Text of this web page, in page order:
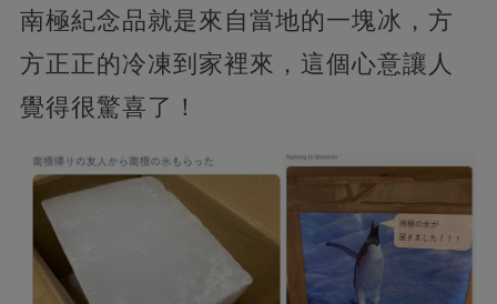
南極紀念品就是來自當地的一塊冰，方
方正正的冷凍到家裡來，這個心意讓人
覺得很驚喜了！